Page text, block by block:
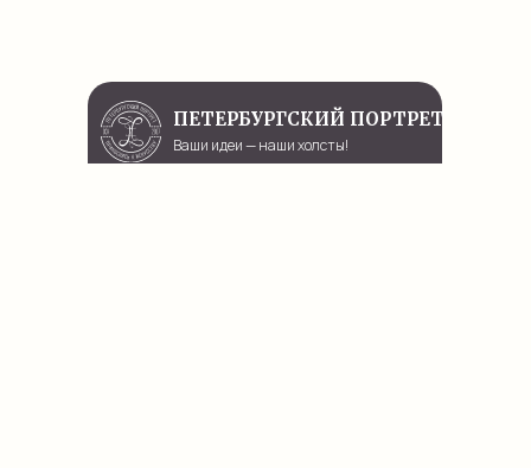
ПЕТЕРБУРГСКИЙ ПОРТРЕТ
Ваши идеи — наши холсты!